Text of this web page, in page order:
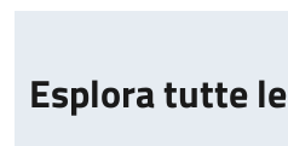
Esplora tutte